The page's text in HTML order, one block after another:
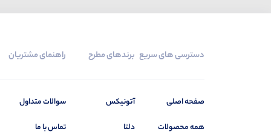
دسترسی های سریع
صفحه اصلی
همه محصولات
برندهای مطرح
آتونیکس
دلتا
راهنمای مشتریان
سوالات متداول
تماس با ما